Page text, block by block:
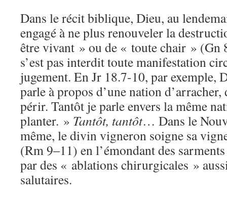
Dans le récit biblique, Dieu, au
engagé à ne plus renouveler la
être vivant » ou de « toute chair » (Gn
s’est pas interdit toute manifestation
jugement. En Jr 18.7-10, par exemple,
parle à propos d’une nation d’arracher,
périr. Tantôt je parle envers la même
planter. » Tantôt, tantôt… Dans le
même, le divin vigneron soigne sa
(Rm 9‒11) en l’émondant des
par des « ablations chirurgicales »
salutaires.